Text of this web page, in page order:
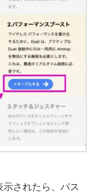
されたら、パス